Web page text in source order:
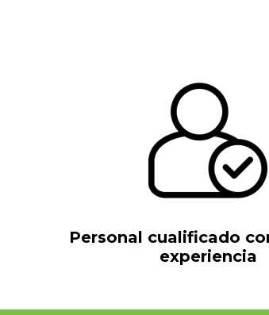
Personal cualificado
experiencia